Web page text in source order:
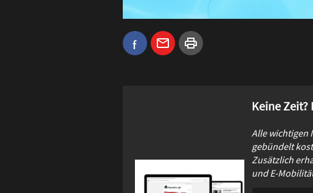
Keine
Alle wichtigen
gebündelt
Zusätzlich
und E-